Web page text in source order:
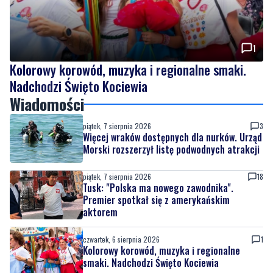
1
Kolorowy korowód, muzyka i regionalne smaki.
Nadchodzi Święto Kociewia
Wiadomości
piątek, 7 sierpnia 2026 3
Więcej wraków dostępnych dla nurków. Urząd
Morski rozszerzył listę podwodnych atrakcji
piątek, 7 sierpnia 2026 18
Tusk: "Polska ma nowego zawodnika".
Premier spotkał się z amerykańskim
aktorem
czwartek, 6 sierpnia 2026 1
Kolorowy korowód, muzyka i regionalne
smaki. Nadchodzi Święto Kociewia